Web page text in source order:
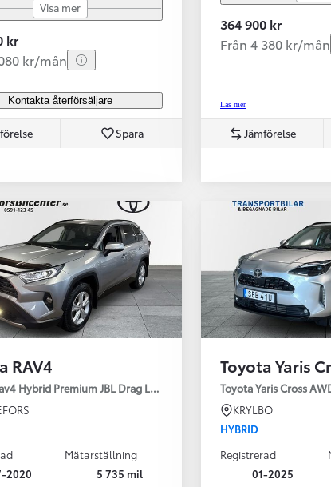
Visa mer
kr
kr/mån
Kontakta återförsäljare
Spara
364 900 kr
Från 4 380 kr/mån
Läs mer
Jämförelse
RAV4
Hybrid Premium JBL Drag Led ramp Vhjul motorv
2020
Mätarställning
5 735 mil
Toyota Yaris
Toyota Yaris Cross
KRYLBO
HYBRID
Registrerad
01-2025